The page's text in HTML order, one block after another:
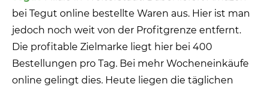
bei Tegut online bestellte Waren aus. Hier ist man
jedoch noch weit von der Profitgrenze entfernt.
Die profitable Zielmarke liegt hier bei 400
Bestellungen pro Tag. Bei mehr Wocheneinkäufe
online gelingt dies. Heute liegen die täglichen